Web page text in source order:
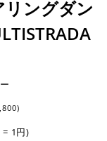
リングダン
1円)